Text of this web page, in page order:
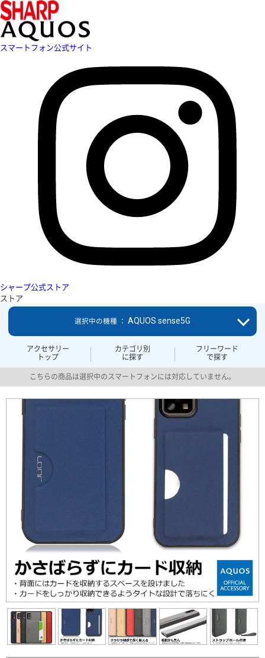
スマートフォン公式サイト
シャープ公式ストア
ストア
アクセサリー
トップ
カテゴリ別
に探す
フリーワード
で探す
選択中の機種 ： AQUOS sense5G
こちらの商品は選択中のスマートフォンには対応していません。